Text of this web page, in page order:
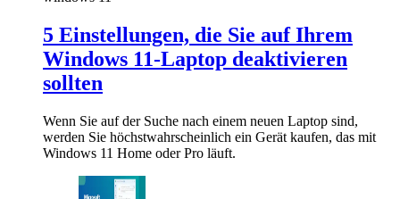
5 Einstellungen, die Sie auf Ihrem
Windows 11-Laptop deaktivieren
sollten
Wenn Sie auf der Suche nach einem neuen Laptop sind,
werden Sie höchstwahrscheinlich ein Gerät kaufen, das mit
Windows 11 Home oder Pro läuft.